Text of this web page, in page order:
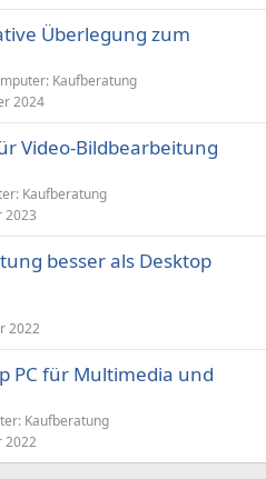
Überlegung zum
Kaufberatung
2024
Video-Bildbearbeitung
Kaufberatung
2023
besser als Desktop
2022
PC für Multimedia und
Kaufberatung
2022